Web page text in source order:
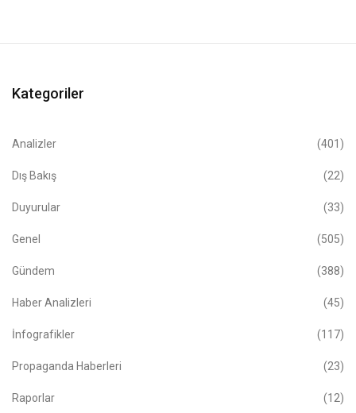
Kategoriler
Analizler (401)
Dış Bakış (22)
Duyurular (33)
Genel (505)
Gündem (388)
Haber Analizleri (45)
İnfografikler (117)
Propaganda Haberleri (23)
Raporlar (12)